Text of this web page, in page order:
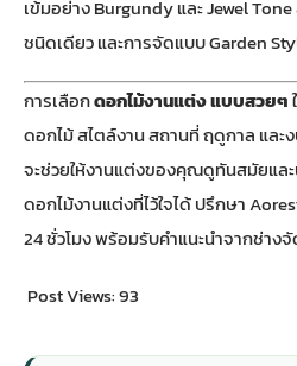
เข้มอย่าง Burgundy และ Jewel
ชนิดเดียว และการจัดแบบ Garden
การเลือกดอกไม้งานแต่ง แบบสวยๆ
ดอกไม้ สไตล์งาน สถานที่ ฤดูกาล และ
จะช่วยให้งานแต่งของคุณดูทันสมัยแล
ดอกไม้งานแต่งที่ไว้ใจได้ ปรึกษา
24 ชั่วโมง พร้อมรับคำแนะนำจากช่า
Post Views:93